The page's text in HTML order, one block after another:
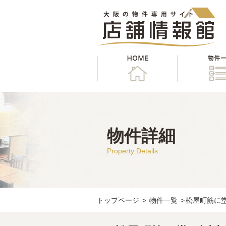
物件詳細
Property Details
トップページ > 物件一覧 >松屋町筋に